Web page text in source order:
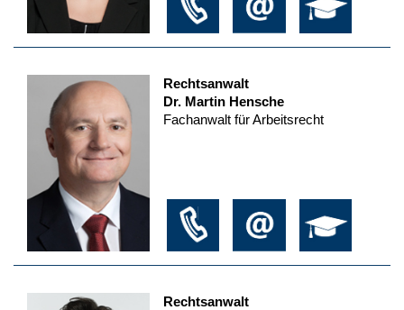
Rechtsanwalt
Dr. Martin Hensche
Fachanwalt für Arbeitsrecht
Rechtsanwalt